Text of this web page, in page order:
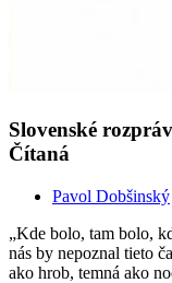
Slovenské
Čítaná
Pavol Dobšinský
„Kde bolo, tam bolo,
nás by nepoznal tieto
ako hrob, temná ako